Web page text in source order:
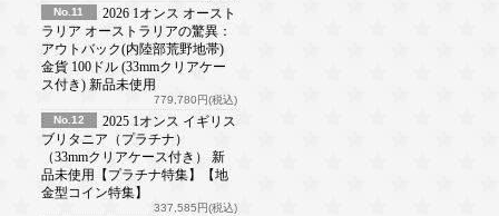
No.11
2026 1オンス オースト
ラリア オーストラリアの驚異：
アウトバック(内陸部荒野地帯)
金貨 100ドル (33mmクリアケー
ス付き) 新品未使用
779,780円(税込)
No.12
2025 1オンス イギリス
ブリタニア（プラチナ）
（33mmクリアケース付き） 新
品未使用【プラチナ特集】【地
金型コイン特集】
337,585円(税込)